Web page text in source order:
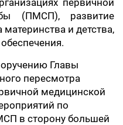
первичной
(ПМСП), развитие
и детства,
Главы
пересмотра
медицинской
по
в сторону большей